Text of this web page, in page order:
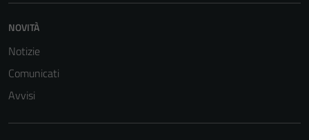
NOVITÀ
Notizie
Comunicati
Avvisi